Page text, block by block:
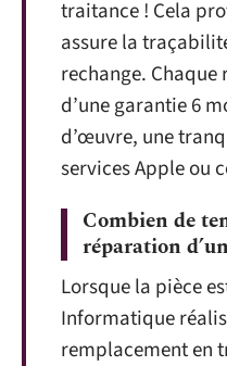
traitance ! Cela
assure la
rechange.
d’une garantie 6
d’œuvre, une
services Apple ou
Combien de
réparation
Lorsque la pièce
Informatique
remplacement en